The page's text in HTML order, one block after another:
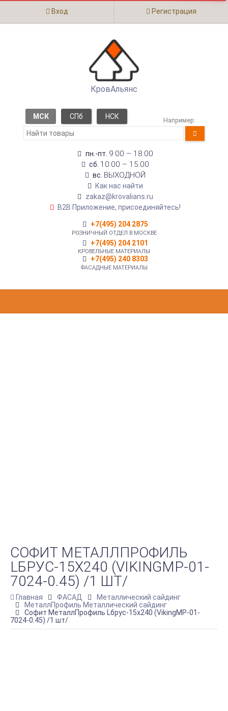
Вход Регистрация
КровАльянс
МСК СПб НСК Например:
пн.-пт. 9:00 – 18:00
сб. 10:00 – 15:00
вс. ВЫХОДНОЙ
Как нас найти
zakaz@krovalians.ru
B2B Приложение, присоединяйтесь!
+7(495) 204 2875
РОЗНИЧНЫЙ ОТДЕЛ В МОСКВЕ
+7(495) 204 2101
КРОВЕЛЬНЫЕ МАТЕРИАЛЫ
+7(495) 240 8303
ФАСАДНЫЕ МАТЕРИАЛЫ
СОФИТ МЕТАЛЛПРОФИЛЬ
LБРУС-15Х240 (VIKINGMP-01-
7024-0.45) /1 ШТ/
Главная ФАСАД
Металлический сайдинг
МеталлПрофиль Металлический сайдинг
Софит МеталлПрофиль Lбрус-15х240 (VikingMP-01-
7024-0.45) /1 шт/